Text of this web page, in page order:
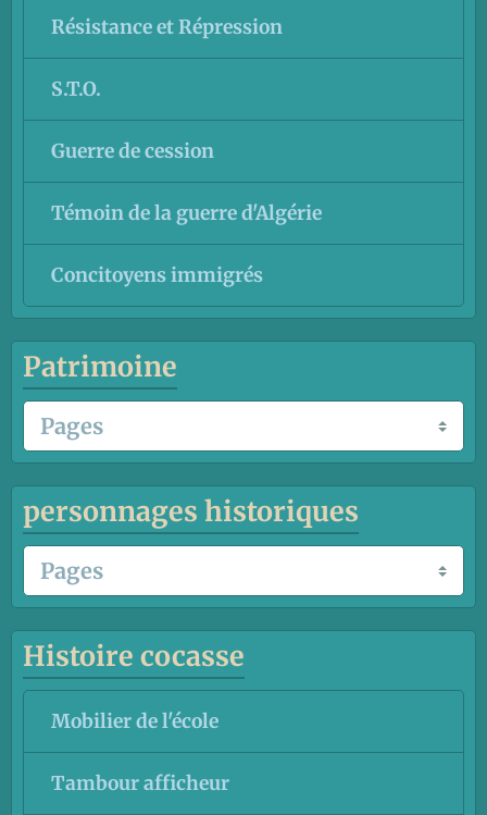
Résistance et Répression
S.T.O.
Guerre de cession
Témoin de la guerre d'Algérie
Concitoyens immigrés
Patrimoine
personnages historiques
Histoire cocasse
Mobilier de l'école
Tambour afficheur